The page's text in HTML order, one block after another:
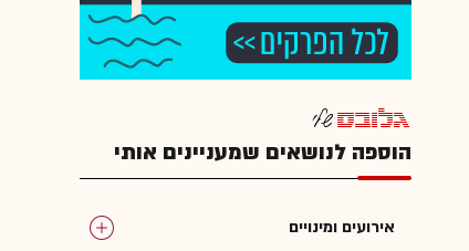
הוספה לנושאים שמעניינים אותי
אירועים ומינויים